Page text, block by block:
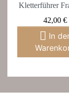
Kletterführer
Preis
42,00 €
